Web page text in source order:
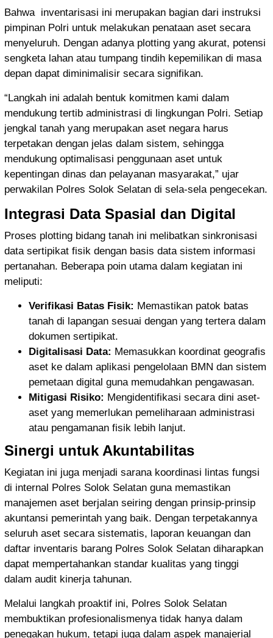
Bahwa inventarisasi ini merupakan bagian dari instruksi
pimpinan Polri untuk melakukan penataan aset secara
menyeluruh. Dengan adanya plotting yang akurat, potensi
sengketa lahan atau tumpang tindih kepemilikan di masa
depan dapat diminimalisir secara signifikan.
“Langkah ini adalah bentuk komitmen kami dalam
mendukung tertib administrasi di lingkungan Polri. Setiap
jengkal tanah yang merupakan aset negara harus
terpetakan dengan jelas dalam sistem, sehingga
mendukung optimalisasi penggunaan aset untuk
kepentingan dinas dan pelayanan masyarakat,” ujar
perwakilan Polres Solok Selatan di sela-sela pengecekan.
Integrasi Data Spasial dan Digital
Proses plotting bidang tanah ini melibatkan sinkronisasi
data sertipikat fisik dengan basis data sistem informasi
pertanahan. Beberapa poin utama dalam kegiatan ini
meliputi:
Verifikasi Batas Fisik: Memastikan patok batas
tanah di lapangan sesuai dengan yang tertera dalam
dokumen sertipikat.
Digitalisasi Data: Memasukkan koordinat geografis
aset ke dalam aplikasi pengelolaan BMN dan sistem
pemetaan digital guna memudahkan pengawasan.
Mitigasi Risiko: Mengidentifikasi secara dini aset-
aset yang memerlukan pemeliharaan administrasi
atau pengamanan fisik lebih lanjut.
Sinergi untuk Akuntabilitas
Kegiatan ini juga menjadi sarana koordinasi lintas fungsi
di internal Polres Solok Selatan guna memastikan
manajemen aset berjalan seiring dengan prinsip-prinsip
akuntansi pemerintah yang baik. Dengan terpetakannya
seluruh aset secara sistematis, laporan keuangan dan
daftar inventaris barang Polres Solok Selatan diharapkan
dapat mempertahankan standar kualitas yang tinggi
dalam audit kinerja tahunan.
Melalui langkah proaktif ini, Polres Solok Selatan
membuktikan profesionalismenya tidak hanya dalam
penegakan hukum, tetapi juga dalam aspek manajerial